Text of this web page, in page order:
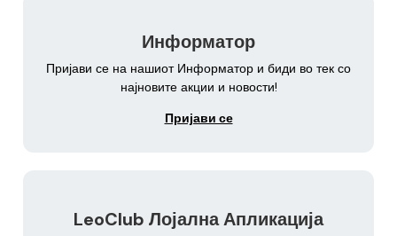
Информатор
Пријави се на нашиот Информатор и биди во тек со
најновите акции и новости!
Пријави се
LeoClub Лојална Апликација